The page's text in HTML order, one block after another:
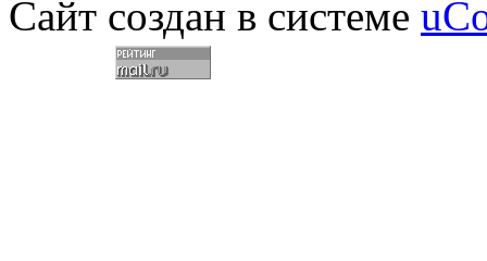
Сайт создан в системе